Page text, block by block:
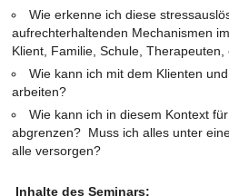
Wie erkenne ich diese
aufrechterhaltenden Mechanismen
Klient, Familie, Schule, Therapeuten,
Wie kann ich mit dem Klienten
arbeiten?
Wie kann ich in diesem Kontext
abgrenzen? Muss ich alles unter
alle versorgen?
Inhalte des Seminars: